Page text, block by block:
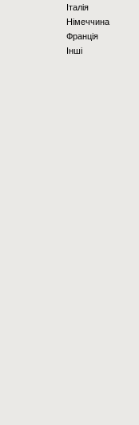
Італія
Німеччина
Франція
Інші